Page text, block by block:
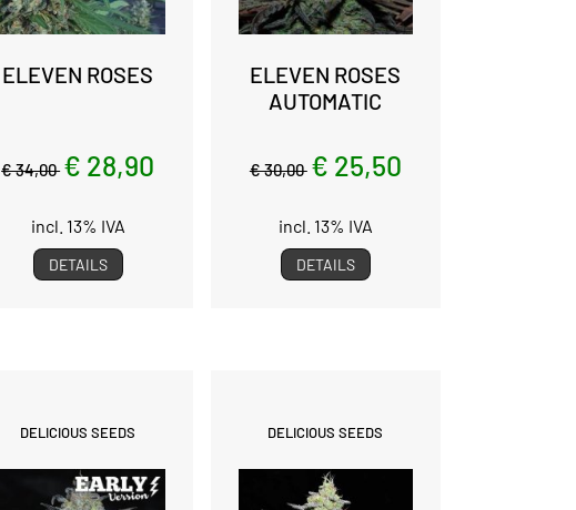
ELEVEN ROSES
€ 34,00 € 28,90
incl. 13% IVA
DETAILS
ELEVEN ROSES
AUTOMATIC
€ 30,00 € 25,50
incl. 13% IVA
DETAILS
DELICIOUS SEEDS DELICIOUS SEEDS